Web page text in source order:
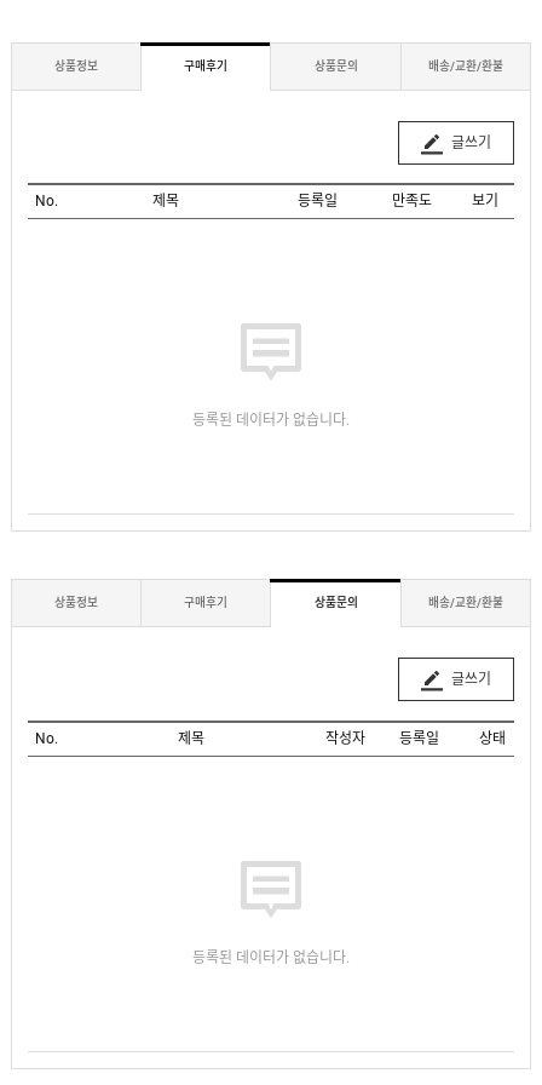
상품정보 구매후기 상품문의 배송/교환/환불
글쓰기
No. 제목 등록일 만족도 보기
등록된 데이터가 없습니다.
상품정보 구매후기 상품문의 배송/교환/환불
글쓰기
No. 제목 작성자 등록일 상태
등록된 데이터가 없습니다.